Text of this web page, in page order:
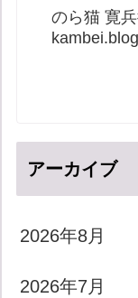
のら猫 寛
アーカイブ
2026年8月
2026年7月